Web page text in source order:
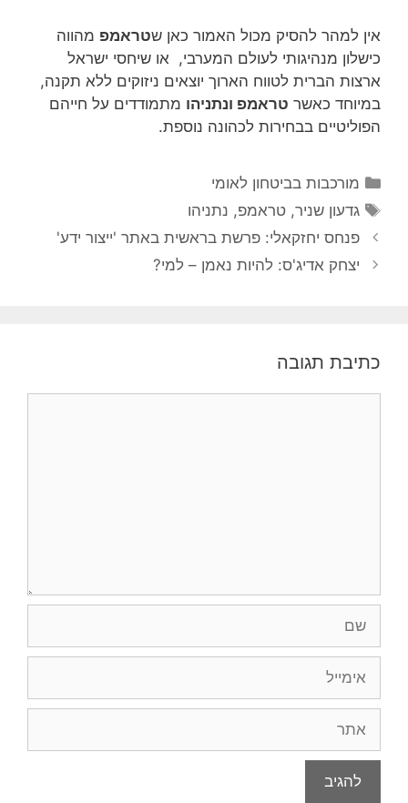
אין למהר להסיק מכול האמור כאן שטראמפ מהווה
כישלון מנהיגותי לעולם המערבי, או שיחסי ישראל
ארצות הברית לטווח הארוך יוצאים ניזוקים ללא תקנה,
במיוחד כאשר טראמפ ונתניהו מתמודדים על חייהם
הפוליטיים בבחירות לכהונה נוספת.
קטגוריות
מורכבות בביטחון לאומי
תגיות
גדעון שניר,טראמפ, נתניהו
פנחס יחזקאלי: פרשת בראשית באתר 'ייצור ידע'
יצחק אדיג'ס: להיות נאמן – למי?
כתיבת תגובה